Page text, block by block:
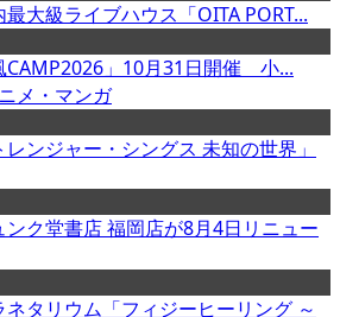
大級ライブハウス「OITA PORT...
CAMP2026」10月31日開催 小...
メ・マンガ
ンジャー・シングス 未知の世界」
ンク堂書店 福岡店が8月4日リニュー
タリウム「フィジーヒーリング ～